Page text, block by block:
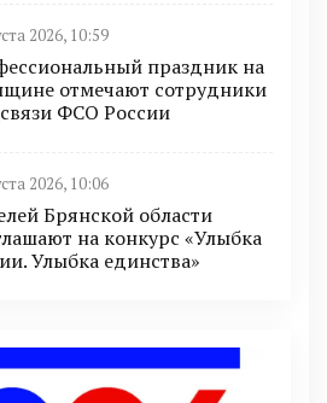
2026, 10:59
праздник на
отмечают сотрудники
ФСО России
2026, 10:06
Брянской области
на конкурс «Улыбка
Улыбка единства»